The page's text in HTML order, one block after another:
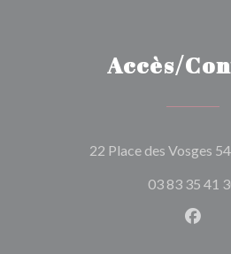
Accès/
22 Place des Vosges
03 83 35 41